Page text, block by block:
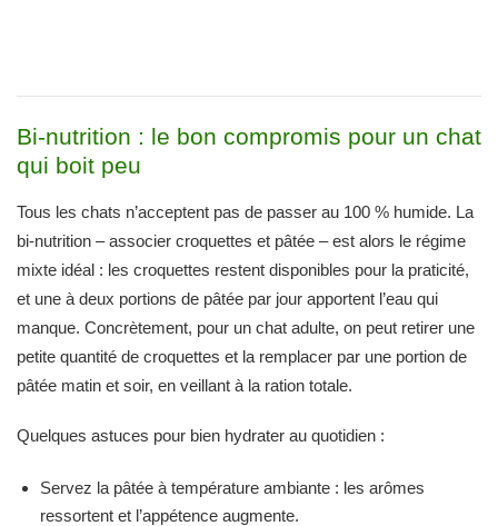
Bi-nutrition : le bon compromis pour un chat
qui boit peu
Tous les chats n’acceptent pas de passer au 100 % humide. La
bi-nutrition – associer croquettes et pâtée – est alors le régime
mixte idéal : les croquettes restent disponibles pour la praticité,
et une à deux portions de pâtée par jour apportent l’eau qui
manque. Concrètement, pour un chat adulte, on peut retirer une
petite quantité de croquettes et la remplacer par une portion de
pâtée matin et soir, en veillant à la ration totale.
Quelques astuces pour bien hydrater au quotidien :
Servez la pâtée à température ambiante : les arômes
ressortent et l’appétence augmente.